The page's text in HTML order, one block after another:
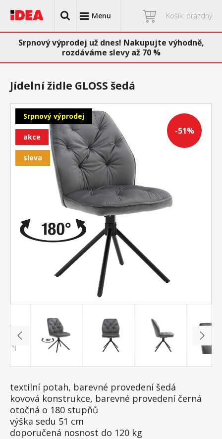
Menu Košík: prázdný
Srpnový výprodej už dnes! Nakupujte výhodně,
rozdáváme slevy až 70 %
-51%
Srpnový výprodej
akce
sleva
Jídelní židle GLOSS šedá
textilní potah, barevné provedení šedá
kovová konstrukce, barevné provedení černá
otočná o 180 stupňů
výška sedu 51 cm
doporučená nosnost do 120 kg